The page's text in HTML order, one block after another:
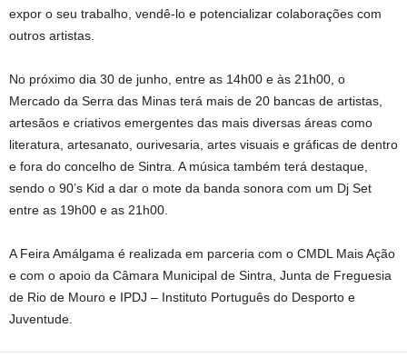
expor o seu trabalho, vendê-lo e potencializar colaborações com
outros artistas.
No próximo dia 30 de junho, entre as 14h00 e às 21h00, o
Mercado da Serra das Minas terá mais de 20 bancas de artistas,
artesãos e criativos emergentes das mais diversas áreas como
literatura, artesanato, ourivesaria, artes visuais e gráficas de dentro
e fora do concelho de Sintra. A música também terá destaque,
sendo o 90’s Kid a dar o mote da banda sonora com um Dj Set
entre as 19h00 e as 21h00.
A Feira Amálgama é realizada em parceria com o CMDL Mais Ação
e com o apoio da Câmara Municipal de Sintra, Junta de Freguesia
de Rio de Mouro e IPDJ – Instituto Português do Desporto e
Juventude.